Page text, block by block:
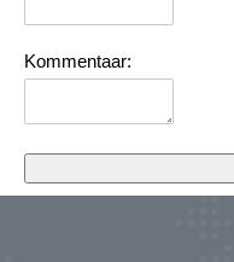
Kommentaar: